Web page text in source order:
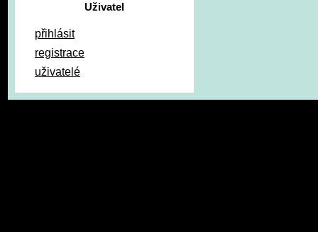
Uživatel
přihlásit
registrace
uživatelé